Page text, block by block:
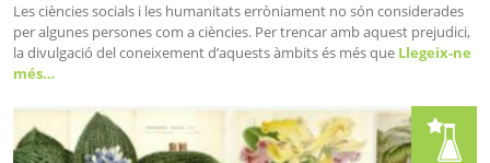
Les ciències socials i les humanitats erròniament no són considerades
per algunes persones com a ciències. Per trencar amb aquest prejudici,
la divulgació del coneixement d’aquests àmbits és més que Llegeix-ne
més…